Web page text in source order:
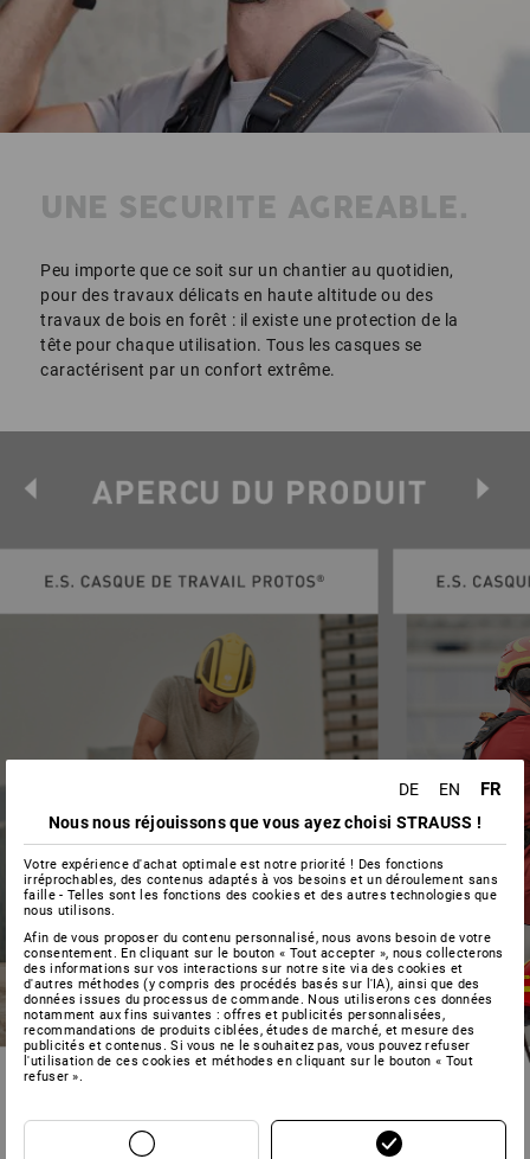
UNE SECURITE AGREABLE.
Peu importe que ce soit sur un chantier au quotidien,
pour des travaux délicats en haute altitude ou des
travaux de bois en forêt : il existe une protection de la
tête pour chaque utilisation. Tous les casques se
caractérisent par un confort extrême.
DE EN FR
Nous nous réjouissons que vous ayez choisi STRAUSS !
Votre expérience d'achat optimale est notre priorité ! Des fonctions
irréprochables, des contenus adaptés à vos besoins et un déroulement sans
faille - Telles sont les fonctions des cookies et des autres technologies que
nous utilisons.
Afin de vous proposer du contenu personnalisé, nous avons besoin de votre
consentement. En cliquant sur le bouton « Tout accepter », nous collecterons
des informations sur vos interactions sur notre site via des cookies et
d'autres méthodes (y compris des procédés basés sur l'IA), ainsi que des
données issues du processus de commande. Nous utiliserons ces données
notamment aux fins suivantes : offres et publicités personnalisées,
recommandations de produits ciblées, études de marché, et mesure des
publicités et contenus. Si vous ne le souhaitez pas, vous pouvez refuser
l'utilisation de ces cookies et méthodes en cliquant sur le bouton « Tout
refuser ».